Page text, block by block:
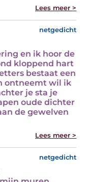
Lees meer >
netgedicht
en ik hoor de
kloppend hart
bestaat een
ontneemt wil ik
je sta je
oude dichter
de gewelven
Lees meer >
netgedicht